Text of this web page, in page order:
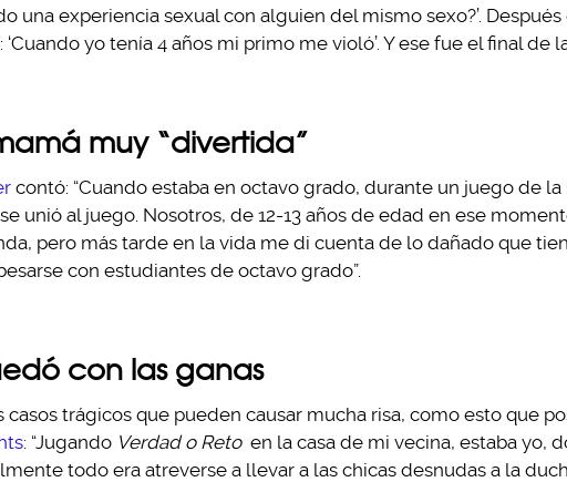
una experiencia sexual con alguien del mismo sexo?’.
yo tenía 4 años mi primo me violó’. Y ese fue el final de
muy “divertida”
contó: “Cuando estaba en octavo grado, durante un juego de
unió al juego. Nosotros, de 12-13 años de edad en ese
pero más tarde en la vida me di cuenta de lo dañado que
con estudiantes de octavo grado”.
con las ganas
casos trágicos que pueden causar mucha risa, como esto que
: “Jugando Verdad o Reto en la casa de mi vecina, estaba yo,
todo era atreverse a llevar a las chicas desnudas a la